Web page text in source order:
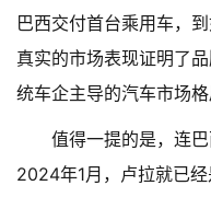
巴西交付首台乘用车，
真实的市场表现证明了
统车企主导的汽车市场格
值得一提的是，连
2024年1月，卢拉就已